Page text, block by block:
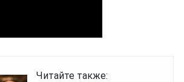
Читайте также: